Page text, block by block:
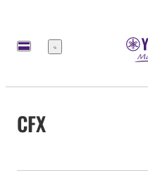
meny
CFX